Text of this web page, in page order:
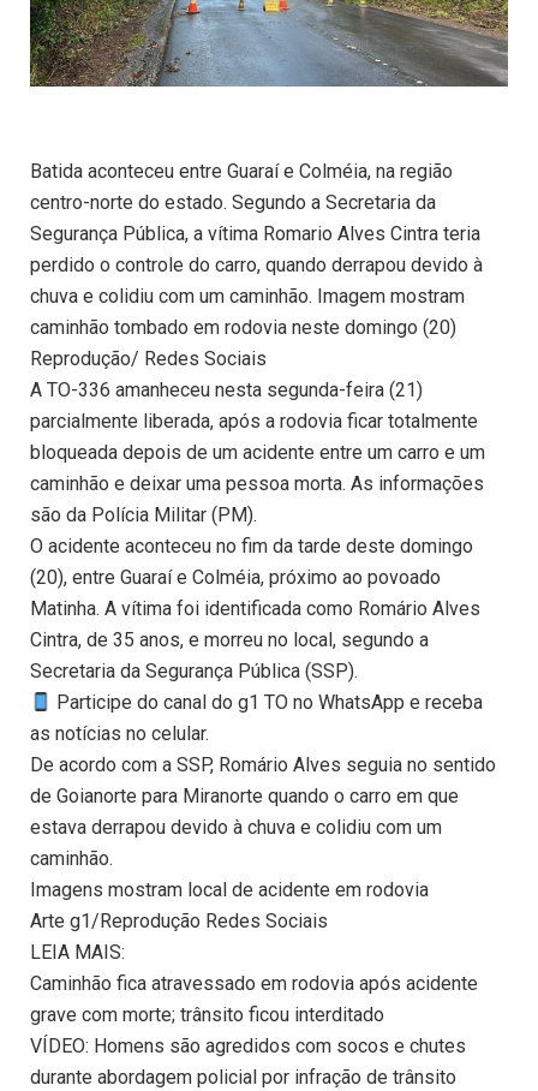
Batida aconteceu entre Guaraí e Colméia, na região
centro-norte do estado. Segundo a Secretaria da
Segurança Pública, a vítima Romario Alves Cintra teria
perdido o controle do carro, quando derrapou devido à
chuva e colidiu com um caminhão. Imagem mostram
caminhão tombado em rodovia neste domingo (20)
Reprodução/ Redes Sociais
A TO-336 amanheceu nesta segunda-feira (21)
parcialmente liberada, após a rodovia ficar totalmente
bloqueada depois de um acidente entre um carro e um
caminhão e deixar uma pessoa morta. As informações
são da Polícia Militar (PM).
O acidente aconteceu no fim da tarde deste domingo
(20), entre Guaraí e Colméia, próximo ao povoado
Matinha. A vítima foi identificada como Romário Alves
Cintra, de 35 anos, e morreu no local, segundo a
Secretaria da Segurança Pública (SSP).
Participe do canal do g1 TO no WhatsApp e receba
as notícias no celular.
De acordo com a SSP, Romário Alves seguia no sentido
de Goianorte para Miranorte quando o carro em que
estava derrapou devido à chuva e colidiu com um
caminhão.
Imagens mostram local de acidente em rodovia
Arte g1/Reprodução Redes Sociais
LEIA MAIS:
Caminhão fica atravessado em rodovia após acidente
grave com morte; trânsito ficou interditado
VÍDEO: Homens são agredidos com socos e chutes
durante abordagem policial por infração de trânsito